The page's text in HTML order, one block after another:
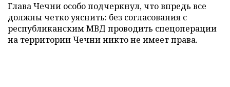
Глава Чечни особо подчеркнул, что впредь все
должны четко уяснить: без согласования с
республиканским МВД проводить спецоперации
на территории Чечни никто не имеет права.